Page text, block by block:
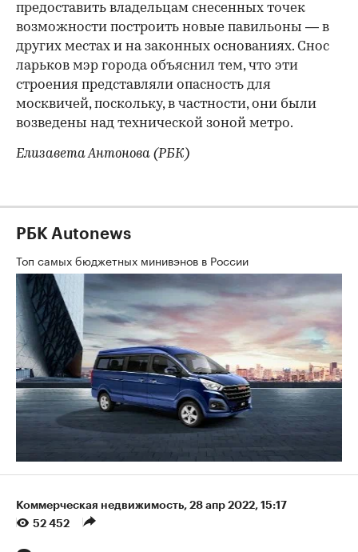
предоставить владельцам снесенных точек
возможности построить новые павильоны — в
других местах и на законных основаниях. Снос
ларьков мэр города объяснил тем, что эти
строения представляли опасность для
москвичей, поскольку, в частности, они были
возведены над технической зоной метро.
Елизавета Антонова (РБК)
РБК Autonews
Топ самых бюджетных минивэнов в России
Коммерческая недвижимость 28 апр 2022, 15:17
52 452